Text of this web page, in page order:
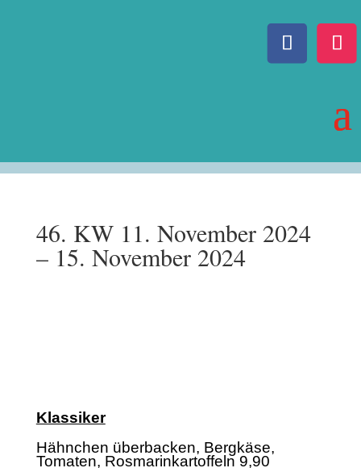
46. KW 11. November 2024
– 15. November 2024
Klassiker
Hähnchen überbacken, Bergkäse,
Tomaten, Rosmarinkartoffeln 9,90